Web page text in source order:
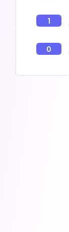
1
0